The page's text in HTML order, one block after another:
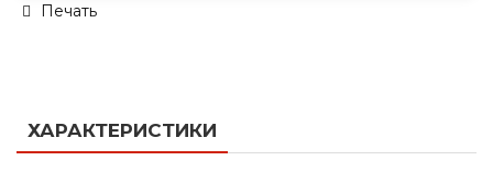
Печать
ХАРАКТЕРИСТИКИ